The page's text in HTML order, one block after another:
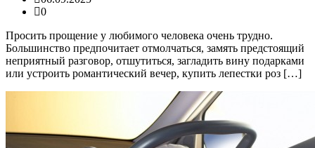
0
Просить прощение у любимого человека очень трудно.
Большинство предпочитает отмолчаться, замять предстоящий
неприятный разговор, отшутиться, загладить вину подарками
или устроить романтический вечер, купить лепестки роз […]